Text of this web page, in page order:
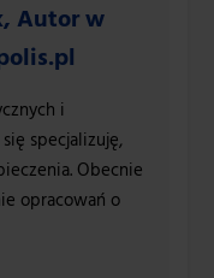
Autor w
i
specjalizuję,
Obecnie
opracowań o